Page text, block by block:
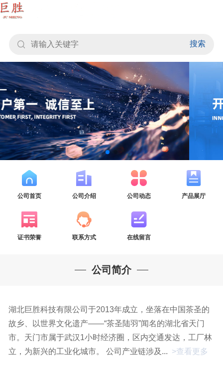
搜索
公司首页 公司介绍 公司动态 产品展厅
证书荣誉 联系方式 在线留言
公司简介
湖北巨胜科技有限公司于2013年成立，坐落在中国茶圣的
故乡、以世界文化遗产——“茶圣陆羽”闻名的湖北省天门
市。天门市属于武汉1小时经济圈，区内交通发达，工厂林
立，为新兴的工业化城市。 公司产业链涉及... >查看更多